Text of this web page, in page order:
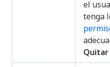
el
tenga
Quitar